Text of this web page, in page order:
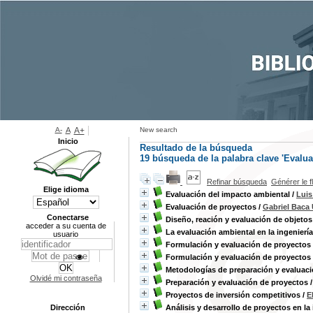
New search
Resultado de la búsqueda
19 búsqueda de la palabra clave
Refinar búsqueda Générer le
Evaluación del impacto ambiental / Luis
Evaluación de proyectos / Gabriel Baca
Diseño, reación y evaluación de
La evaluación ambiental en la
Formulación y evaluación de proyectos
Formulación y evaluación de
Metodologías de preparación y
Preparación y evaluación de proyectos
Proyectos de inversión competitivos /
Análisis y desarrollo de proyectos en la
A- A A+
Inicio
Elige idioma
Conectarse
acceder a su cuenta de
usuario
Olvidé mi contraseña
Dirección